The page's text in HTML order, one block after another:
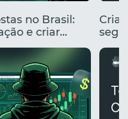
no Brasil:
e criar